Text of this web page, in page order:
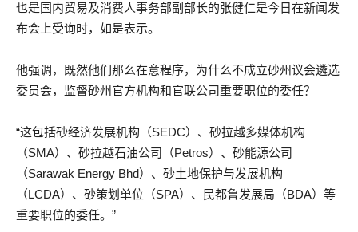
也是国内贸易及消费人事务部副部长的张健仁是今日在新闻发
布会上受询时，如是表示。
他强调，既然他们那么在意程序，为什么不成立砂州议会遴选
委员会，监督砂州官方机构和官联公司重要职位的委任？
“这包括砂经济发展机构（SEDC）、砂拉越多媒体机构
（SMA）、砂拉越石油公司（Petros）、砂能源公司
（Sarawak Energy Bhd）、砂土地保护与发展机构
（LCDA）、砂策划单位（SPA）、民都鲁发展局（BDA）等
重要职位的委任。”